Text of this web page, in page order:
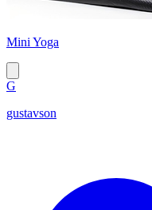
Mini Yoga
G
gustavson